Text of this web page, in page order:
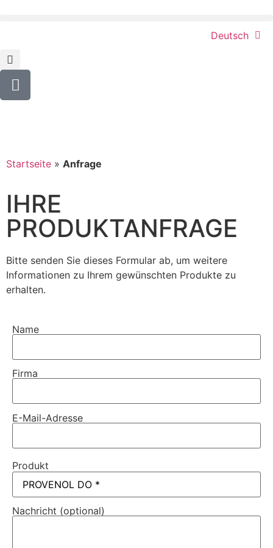
Deutsch
Startseite » Anfrage
IHRE
PRODUKTANFRAGE
Bitte senden Sie dieses Formular ab, um weitere
Informationen zu Ihrem gewünschten Produkte zu
erhalten.
Name
Firma
E-Mail-Adresse
Produkt
Nachricht (optional)